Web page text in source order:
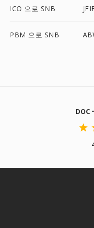
ICO 으로 SNB
PBM 으로 SNB
DOC